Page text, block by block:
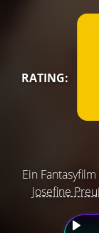
RATING:
Ein
Josefine